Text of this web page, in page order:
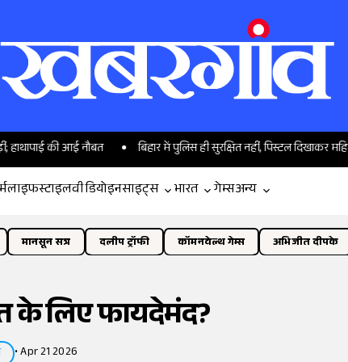
आई नौबत बिहार में पुलिस ही सुरक्षित नहीं, पिस्टल दिखाकर महिला
लाइफस्टाइलवीडियोइनसाइट्स भारत गेम्सअन्य
मानसून सत्र दलीप ट्रॉफी कॉमनवेल्थ गेम्स अभिजीत दीपके
के लिए फायदेमंद?
•Apr 21 2026